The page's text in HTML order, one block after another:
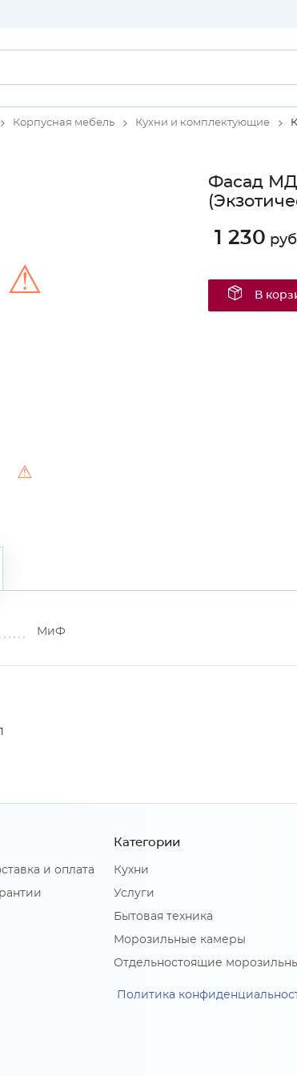
Корпусная мебель Кухни и комплектующие
⚠
⚠
Фасад
1 230
В
МиФ
и оплата
Категории
Кухни
Услуги
Бытовая техника
Морозильные камеры
Отдельностоящие
Политика